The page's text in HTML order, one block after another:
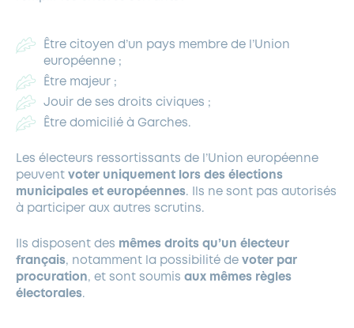
Être citoyen d’un pays membre de l’Union
européenne ;
Être majeur ;
Jouir de ses droits civiques ;
Être domicilié à Garches.
Les électeurs ressortissants de l’Union européenne
peuvent voter uniquement lors des élections
municipales et européennes. Ils ne sont pas autorisés
à participer aux autres scrutins.
Ils disposent des mêmes droits qu’un électeur
français, notamment la possibilité de voter par
procuration, et sont soumis aux mêmes règles
électorales.